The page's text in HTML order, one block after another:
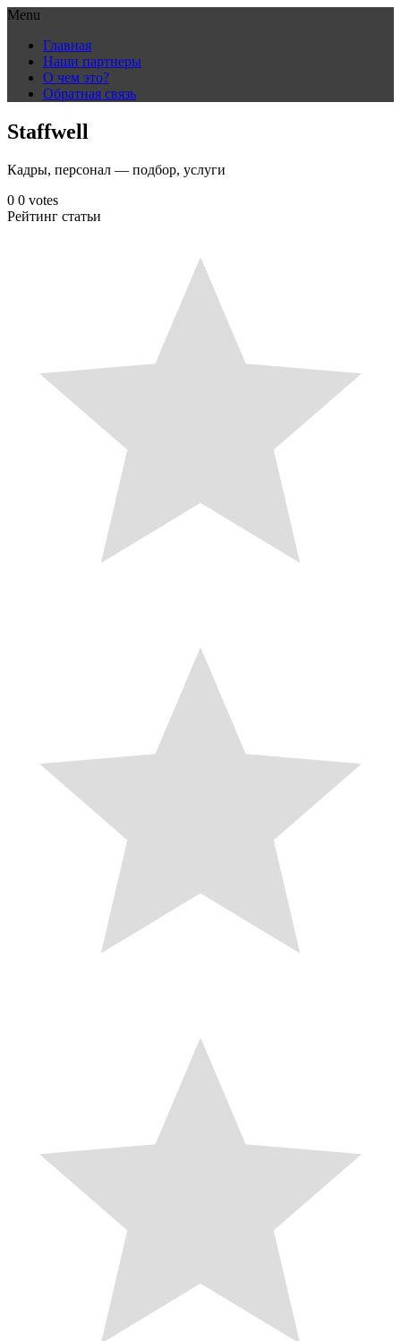
Menu
content
Главная
Наши партнеры
О чем это?
Обратная связь
Staffwell
Кадры, персонал — подбор, услуги
0 0 votes
Рейтинг статьи